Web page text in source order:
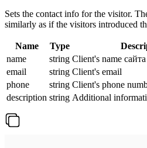
Sets the contact info for the visitor.
similarly as if the visitors introduced
Name Type
name
string Client's name сайта
email
string Client's email
phone
string Client's phone
description string Additional